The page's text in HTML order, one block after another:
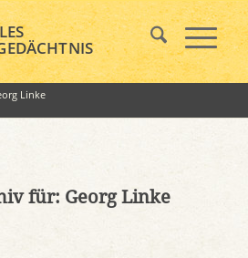
Linke
für: Georg Linke